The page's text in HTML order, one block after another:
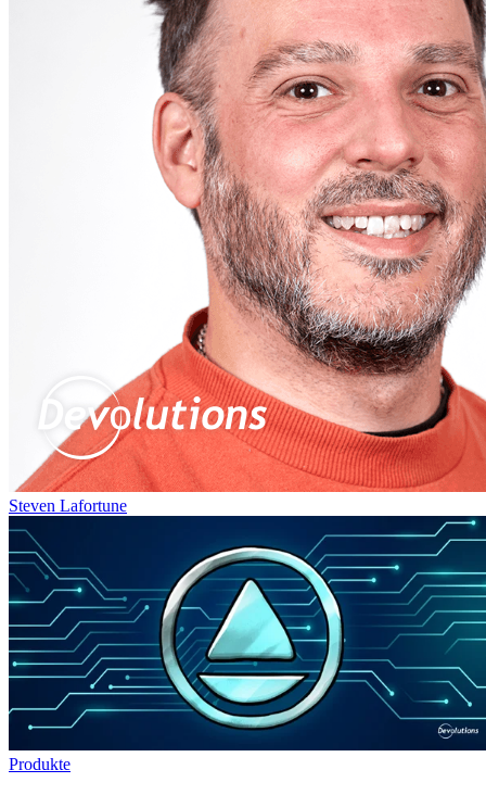
Steven Lafortune
Produkte